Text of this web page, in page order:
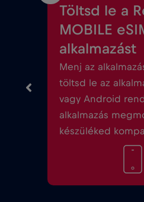
Töltsd le a
MOBILE
alkalmazást
Menj az
töltsd le az
vagy Android
alkalmazás
készüléked